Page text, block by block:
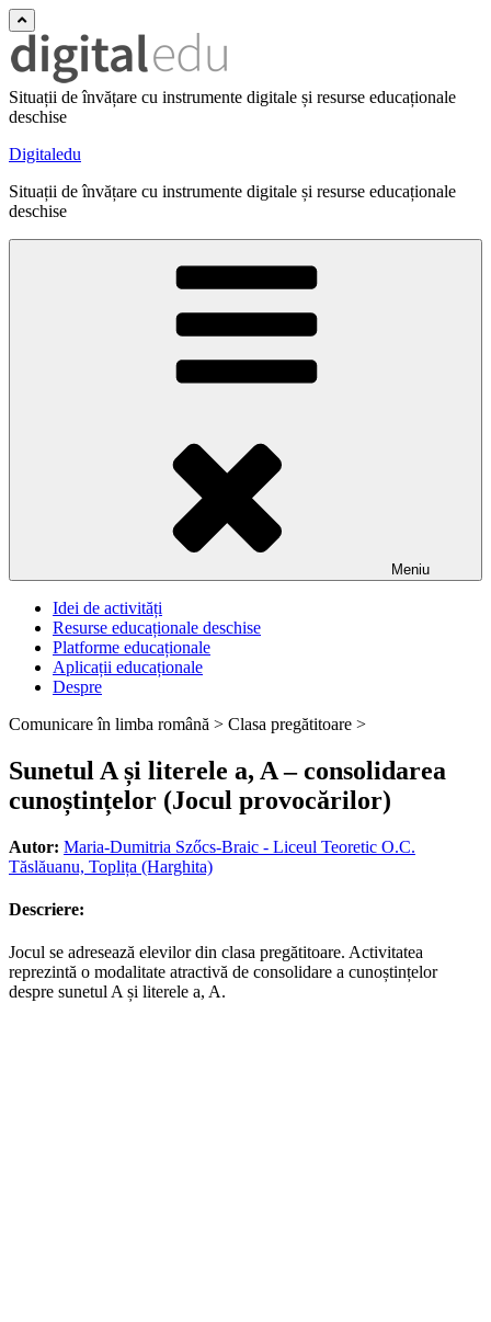
Situații de învățare cu instrumente digitale și resurse educaționale
deschise
Digitaledu
Situații de învățare cu instrumente digitale și resurse educaționale
deschise
Meniu
Idei de activități
Resurse educaționale deschise
Platforme educaționale
Aplicații educaționale
Despre
Comunicare în limba română > Clasa pregătitoare >
Sunetul A și literele a, A – consolidarea
cunoștințelor (Jocul provocărilor)
Autor: Maria-Dumitria Szőcs-Braic - Liceul Teoretic O.C.
Tăslăuanu, Toplița (Harghita)
Descriere:
Jocul se adresează elevilor din clasa pregătitoare. Activitatea
reprezintă o modalitate atractivă de consolidare a cunoștințelor
despre sunetul A și literele a, A.